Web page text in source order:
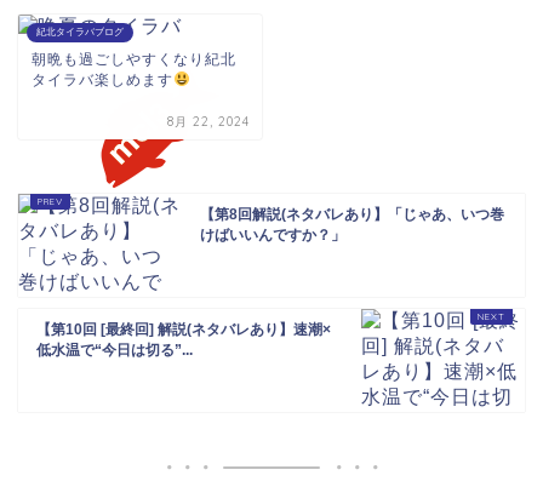
紀北タイラバブログ
朝晩も過ごしやすくなり紀北
タイラバ楽しめます
8月 22, 2024
【第8回解説(ネタバレあり】「じゃあ、いつ巻
けばいいんですか？」
【第10回 [最終回] 解説(ネタバレあり】速潮×
低水温で“今日は切る”...